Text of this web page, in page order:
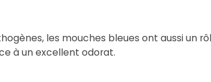
les mouches bleues ont aussi un
à un excellent odorat.